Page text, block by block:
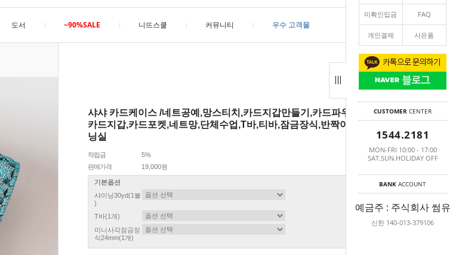
미확인입금 FAQ
개인결제 사은품
CUSTOMER CENTER
1544.2181
MON-FRI 10:00 - 17:00
SAT.SUN.HOLIDAY OFF
BANK ACCOUNT
예금주 : 주식회사 썸유
신한 140-013-379106
도서 ~90%SALE 니뜨스쿨 커뮤니티 우수 고객몰
샤샤 카드케이스 /네트공예,망스티치,카드지갑만들기,카드파우치,뜨개
카드지갑,카드포켓,네트망,단체수업,T바,티바,잠금장식,반짝이실,샤이
닝실
적립금
5%
판매가격
19,000원
기본옵션
샤이닝30yd(1볼
)
T바(1개)
미니사각잠금장
식24mm(1개)